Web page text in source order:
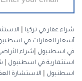
شراء عقار في تركيا
أسعار العقارات في
في اسطنبول
شراء
استثمارية في اسطنبول
اسطنبول
الاستشارة